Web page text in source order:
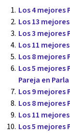
Los 4 mejores
Los 13
Los 3 mejores
Los 11
Los 8 mejores
Los 5 mejores
Pareja en Parla
Los 9 mejores
Los 8 mejores
Los 11
Los 5 mejores